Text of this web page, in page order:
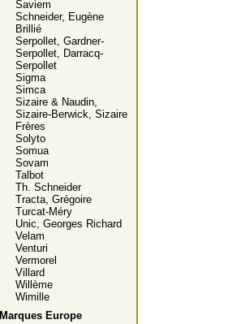
Saviem
Schneider, Eugène
Brillié
Serpollet, Gardner-
Serpollet, Darracq-
Serpollet
Sigma
Simca
Sizaire & Naudin,
Sizaire-Berwick, Sizaire
Frères
Solyto
Somua
Sovam
Talbot
Th. Schneider
Tracta, Grégoire
Turcat-Méry
Unic, Georges Richard
Velam
Venturi
Vermorel
Villard
Willème
Wimille
Marques Europe